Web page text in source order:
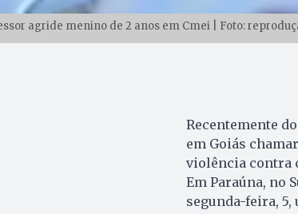
agride menino de 2 anos em Cmei | Foto:
Recentemente
em Goiás
violência contra
Em Paraúna, no
segunda-feira, 5,